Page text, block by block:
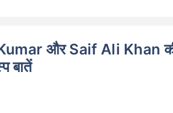
और Saif Ali Khan की
बातें